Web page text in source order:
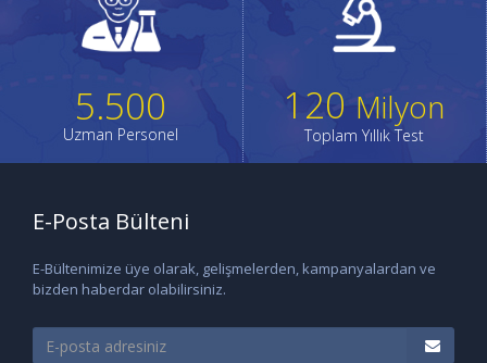
5.500
Uzman Personel
120 Milyon
Toplam Yıllık Test
E-Posta Bülteni
E-Bültenimize üye olarak, gelişmelerden, kampanyalardan ve
bizden haberdar olabilirsiniz.